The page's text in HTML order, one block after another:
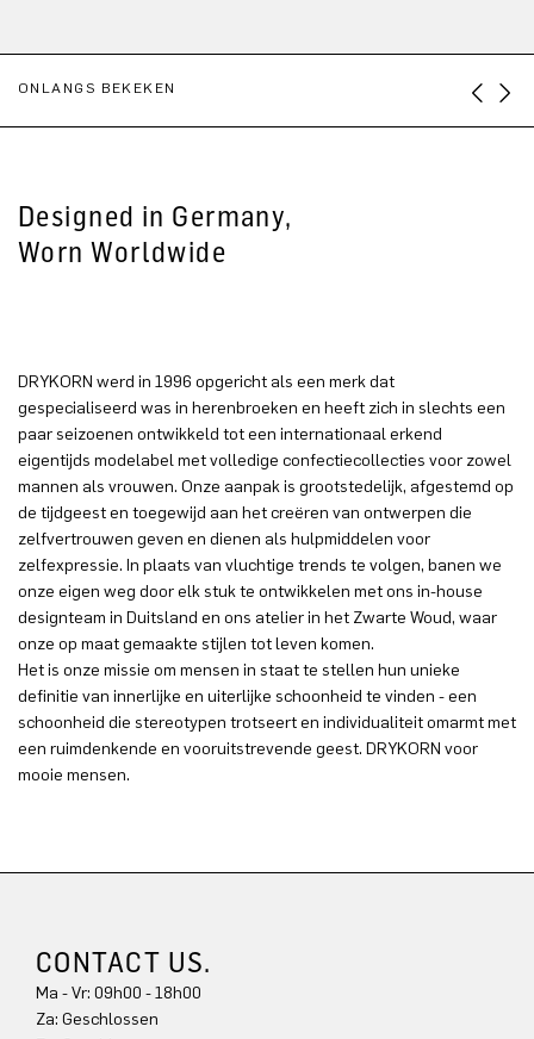
ONLANGS BEKEKEN
Designed in Germany,
Worn Worldwide
DRYKORN werd in 1996 opgericht als een merk dat
gespecialiseerd was in herenbroeken en heeft zich in slechts een
paar seizoenen ontwikkeld tot een internationaal erkend
eigentijds modelabel met volledige confectiecollecties voor zowel
mannen als vrouwen. Onze aanpak is grootstedelijk, afgestemd op
de tijdgeest en toegewijd aan het creëren van ontwerpen die
zelfvertrouwen geven en dienen als hulpmiddelen voor
zelfexpressie. In plaats van vluchtige trends te volgen, banen we
onze eigen weg door elk stuk te ontwikkelen met ons in-house
designteam in Duitsland en ons atelier in het Zwarte Woud, waar
onze op maat gemaakte stijlen tot leven komen.
Het is onze missie om mensen in staat te stellen hun unieke
definitie van innerlijke en uiterlijke schoonheid te vinden - een
schoonheid die stereotypen trotseert en individualiteit omarmt met
een ruimdenkende en vooruitstrevende geest. DRYKORN voor
mooie mensen.
CONTACT US.
Ma - Vr: 09h00 - 18h00
Za: Geschlossen